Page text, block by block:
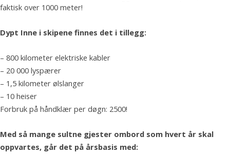
faktisk over 1000 meter!
Dypt Inne i skipene finnes det i tillegg:
– 800 kilometer elektriske kabler
– 20 000 lyspærer
– 1,5 kilometer ølslanger
– 10 heiser
Forbruk på håndklær per døgn: 2500!
Med så mange sultne gjester ombord som hvert år skal
oppvartes, går det på årsbasis med: